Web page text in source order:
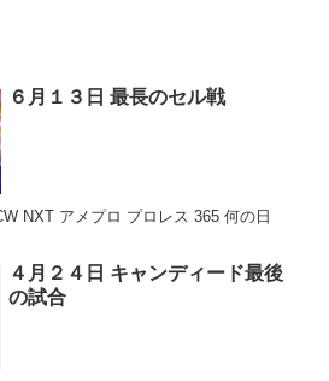
６月１３日 最長のセル戦
NXT アメプロ プロレス 365 何の日
４月２４日 キャンディード最後
の試合